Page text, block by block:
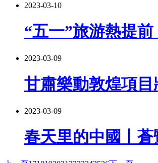
2023-03-10
“五一”旅游熱提
2023-03-09
甘肅樂動敦煌項
2023-03-09
春天里的中國丨蒼